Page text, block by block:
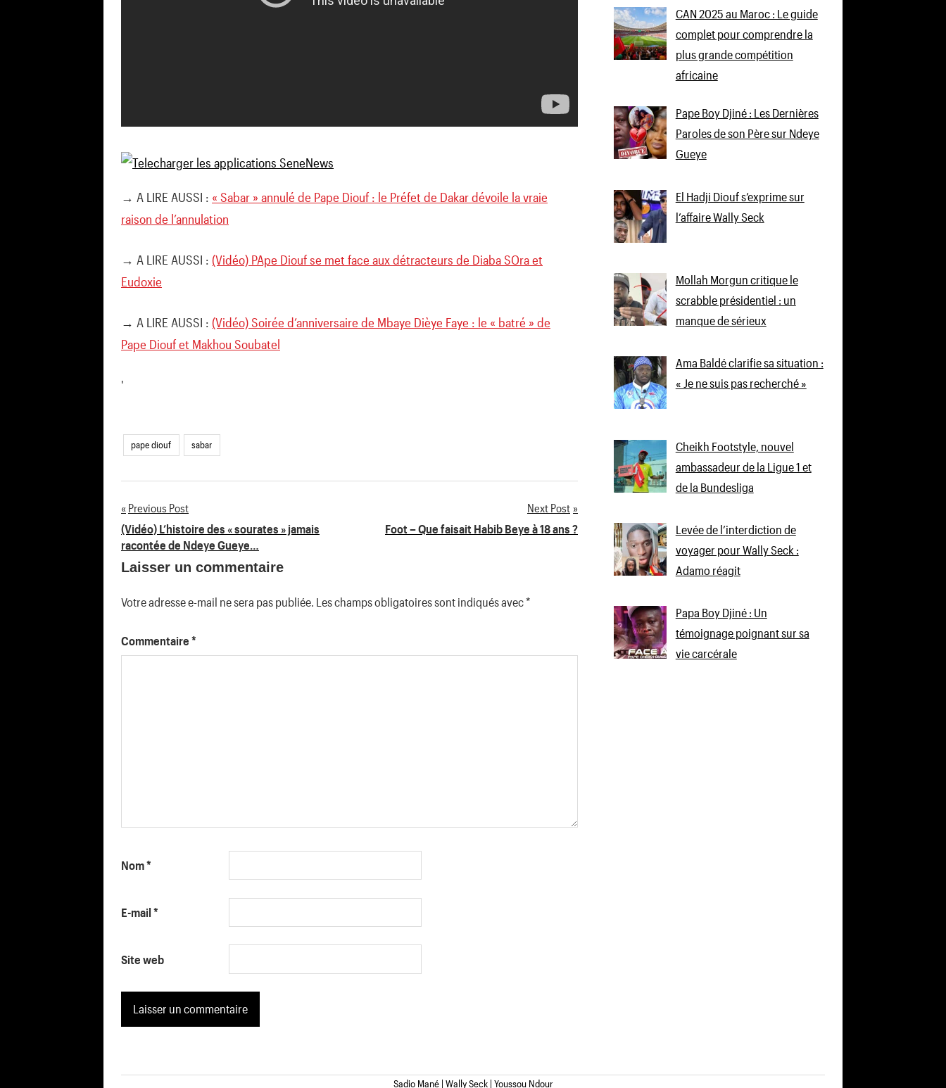
→ A LIRE AUSSI : « Sabar » annulé de Pape Diouf : le Préfet de Dakar dévoile la vraie
raison de l’annulation
→ A LIRE AUSSI : (Vidéo) PApe Diouf se met face aux détracteurs de Diaba SOra et
Eudoxie
→ A LIRE AUSSI : (Vidéo) Soirée d’anniversaire de Mbaye Dièye Faye : le « batré » de
Pape Diouf et Makhou Soubatel
'
pape diouf sabar
Navigation
de
Previous Post
(Vidéo) L’histoire des « sourates » jamais
racontée de Ndeye Gueye…
Next Post
Foot – Que faisait Habib Beye à 18 ans ?
Laisser un commentaire
Votre adresse e-mail ne sera pas publiée. Les champs obligatoires sont indiqués avec*
Commentaire *
Nom*
E-mail *
Site web
CAN 2025 au Maroc : Le guide
complet pour comprendre la
plus grande compétition
africaine
Pape Boy Djiné : Les Dernières
Paroles de son Père sur Ndeye
Gueye
El Hadji Diouf s’exprime sur
l’affaire Wally Seck
Mollah Morgun critique le
scrabble présidentiel : un
manque de sérieux
Ama Baldé clarifie sa situation :
« Je ne suis pas recherché »
Cheikh Footstyle, nouvel
ambassadeur de la Ligue 1 et
de la Bundesliga
Levée de l’interdiction de
voyager pour Wally Seck :
Adamo réagit
Papa Boy Djiné : Un
témoignage poignant sur sa
vie carcérale
Sadio Mané | Wally Seck | Youssou Ndour